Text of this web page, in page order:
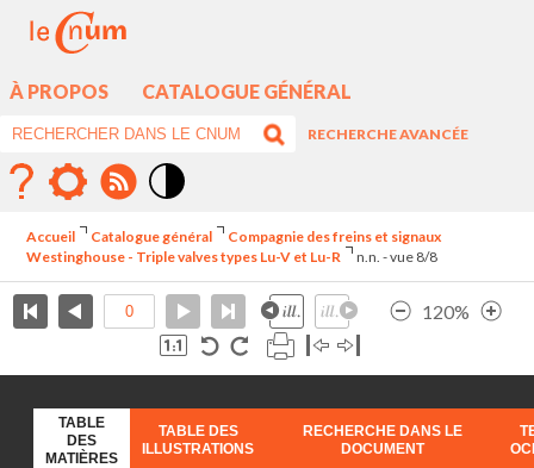
À PROPOS CATALOGUE GÉNÉRAL
RECHERCHE AVANCÉE
élévé
Accueil Catalogue général
Compagnie des freins et signaux
Westinghouse - Triple valves types Lu-V et Lu-R
n.n. - vue 8/8
120%
TABLE
DES
MATIÈRES
TABLE DES
ILLUSTRATIONS
RECHERCHE DANS LE
DOCUMENT